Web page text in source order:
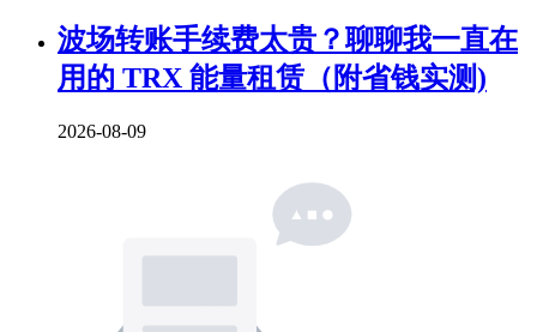
波场转账手续费太贵？聊聊我一直在
用的 TRX 能量租赁（附省钱实测)
2026-08-09